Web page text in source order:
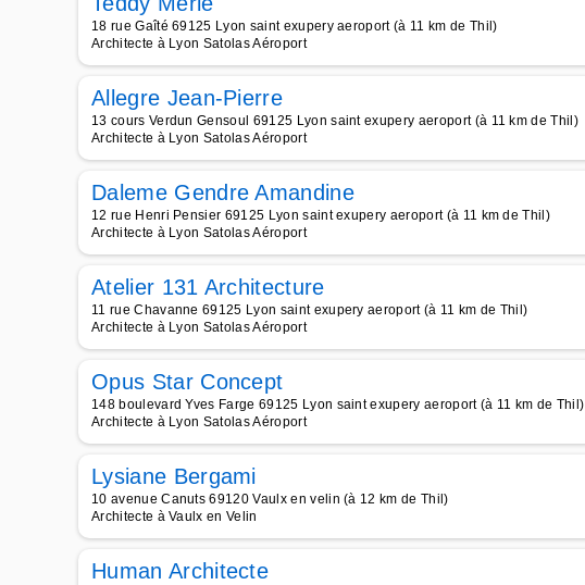
18 rue Gaîté 69125 Lyon saint exupery aeroport (à 11 km de Thil)
Architecte à Lyon Satolas Aéroport
Allegre Jean-Pierre
13 cours Verdun Gensoul 69125 Lyon saint exupery aeroport (à 11 km de Thil)
Architecte à Lyon Satolas Aéroport
Daleme Gendre Amandine
12 rue Henri Pensier 69125 Lyon saint exupery aeroport (à 11 km de Thil)
Architecte à Lyon Satolas Aéroport
Atelier 131 Architecture
11 rue Chavanne 69125 Lyon saint exupery aeroport (à 11 km de Thil)
Architecte à Lyon Satolas Aéroport
Opus Star Concept
148 boulevard Yves Farge 69125 Lyon saint exupery aeroport (à 11 km de Thil)
Architecte à Lyon Satolas Aéroport
Lysiane Bergami
10 avenue Canuts 69120 Vaulx en velin (à 12 km de Thil)
Architecte à Vaulx en Velin
Human Architecte